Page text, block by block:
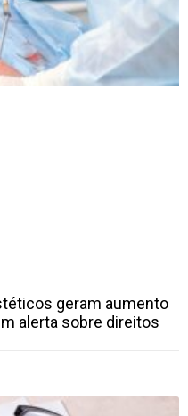
geram aumento
alerta sobre direitos